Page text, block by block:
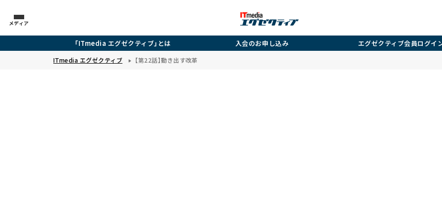
メディア
「ITmedia エグゼクティブ」とは 入会のお申し込み エグゼクティブ会員ログイ
ITmedia エグゼクティブ 【第22話】動き出す改革